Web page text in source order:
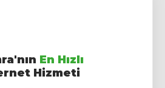
En Hızlı
Hizmeti